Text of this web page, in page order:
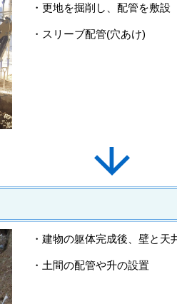
・更地を掘削し、配管を敷設
・スリーブ配管(穴あけ)
・建物の躯体完成後、壁と天
・土間の配管や升の設置